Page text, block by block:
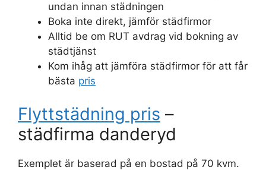
undan innan städningen
Boka inte direkt, jämför städfirmor
Alltid be om RUT avdrag vid bokning av
städtjänst
Kom ihåg att jämföra städfirmor för att får
bästa pris
Flyttstädning pris –
städfirma danderyd
Exemplet är baserad på en bostad på 70 kvm.